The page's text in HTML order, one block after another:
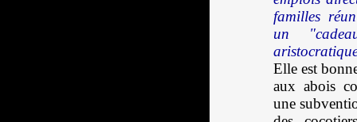
familles
un
Elle est
aux abois
une